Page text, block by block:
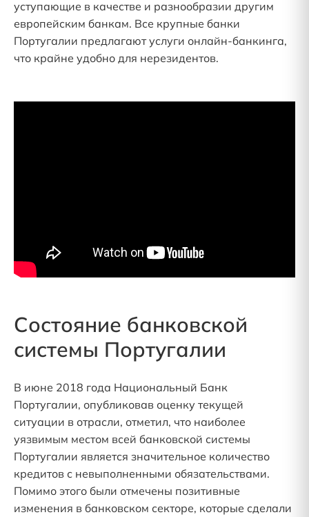
уступающие в качестве и разнообразии другим
европейским банкам. Все крупные банки
Португалии предлагают услуги онлайн-банкинга,
что крайне удобно для нерезидентов.
Состояние банковской
системы Португалии
В июне 2018 года Национальный Банк
Португалии, опубликовав оценку текущей
ситуации в отрасли, отметил, что наиболее
уязвимым местом всей банковской системы
Португалии является значительное количество
кредитов с невыполненными обязательствами.
Помимо этого были отмечены позитивные
изменения в банковском секторе, которые сделали